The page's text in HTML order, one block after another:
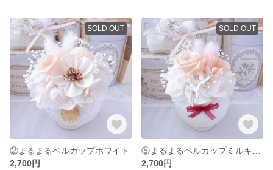
SOLD OUT
②まるまるベルカップホワイト
2,700円
SOLD OUT
2,700円